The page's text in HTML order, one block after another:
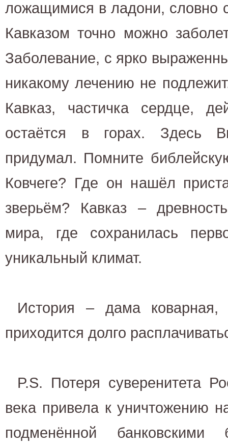
ложащимися в ладони, словно
Кавказом точно можно
Заболевание, с ярко
никакому лечению не
Кавказ, частичка сердце,
остаётся в горах. Здесь
придумал. Помните
Ковчеге? Где он нашёл
зверьём? Кавказ –
мира, где сохранилась
уникальный климат.
История – дама коварная,
приходится долго
P.S. Потеря суверенитета
века привела к уничтожению
подменённой банковскими